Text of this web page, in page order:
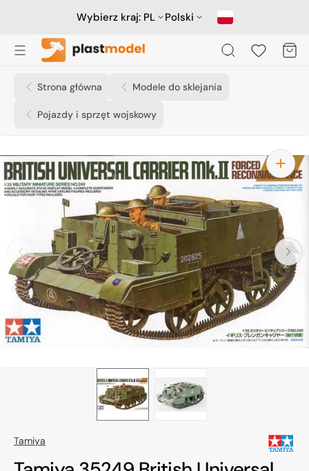
Wybierz kraj: PL Polski
Koszyk
Strona główna Modele do sklejania
Pojazdy i sprzęt wojskowy
Otwórz
media
1
w
widoku
galerii
Tamiya